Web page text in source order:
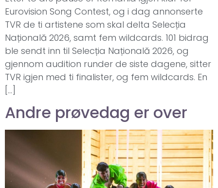
Eurovision Song Contest, og i dag annonserte
TVR de ti artistene som skal delta Selecția
Națională 2026, samt fem wildcards. 101 bidrag
ble sendt inn til Selecția Națională 2026, og
gjennom audition runder de siste dagene, sitter
TVR igjen med ti finalister, og fem wildcards. En
[…]
Andre prøvedag er over